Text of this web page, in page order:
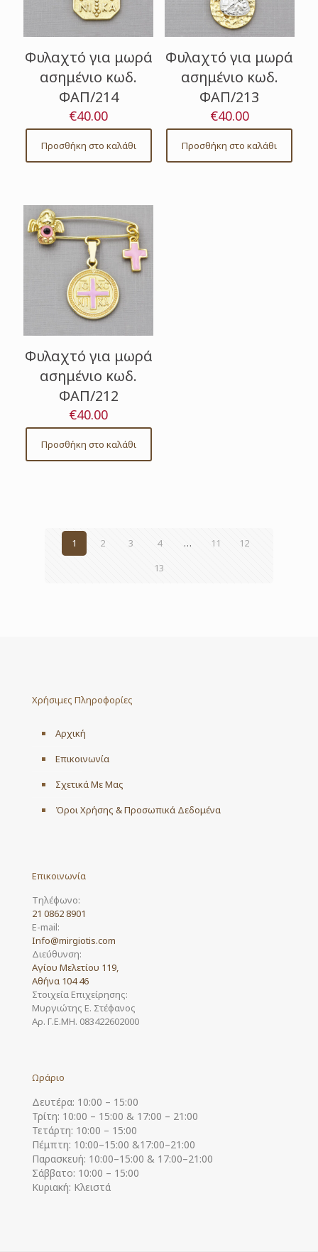
Φυλαχτό για μωρά
ασημένιο κωδ.
ΦΑΠ/214
€40.00
Προσθήκη στο καλάθι
Φυλαχτό για μωρά
ασημένιο κωδ.
ΦΑΠ/213
€40.00
Προσθήκη στο καλάθι
Φυλαχτό για μωρά
ασημένιο κωδ.
ΦΑΠ/212
€40.00
Προσθήκη στο καλάθι
1 2 3 4 … 11
12
13
Χρήσιμες Πληροφορίες
Αρχική
Επικοινωνία
Σχετικά Με Μας
Όροι Χρήσης & Προσωπικά Δεδομένα
Επικοινωνία
Τηλέφωνο:
21 0862 8901
E-mail:
Info@mirgiotis.com
Διεύθυνση:
Αγίου Μελετίου 119,
Αθήνα 104 46
Στοιχεία Επιχείρησης:
Μυργιώτης Ε. Στέφανος
Αρ. Γ.Ε.ΜΗ. 083422602000
Ωράριο
Δευτέρα: 10:00 – 15:00
Τρίτη: 10:00 – 15:00 & 17:00 – 21:00
Τετάρτη: 10:00 – 15:00
Πέμπτη: 10:00–15:00 &17:00–21:00
Παρασκευή: 10:00–15:00 & 17:00–21:00
Σάββατο: 10:00 – 15:00
Κυριακή: Κλειστά